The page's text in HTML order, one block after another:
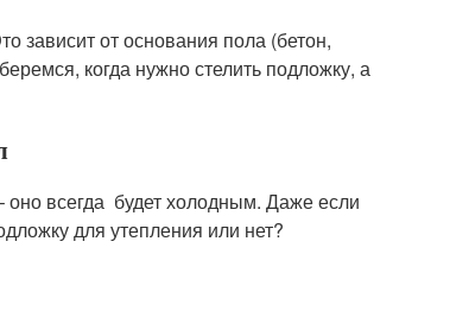
зависит от основания пола (бетон,
когда нужно стелить подложку, а
оно всегда будет холодным. Даже если
для утепления или нет?